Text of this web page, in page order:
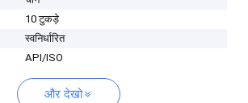
10 टुकड़े
स्वनिर्धारित
API/ISO
और देखो